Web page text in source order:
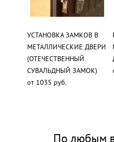
УСТАНОВКА ЗАМКОВ В
МЕТАЛЛИЧЕСКИЕ ДВЕРИ
(ОТЕЧЕСТВЕННЫЙ
СУВАЛЬДНЫЙ ЗАМОК)
от 1035 руб.
По любым